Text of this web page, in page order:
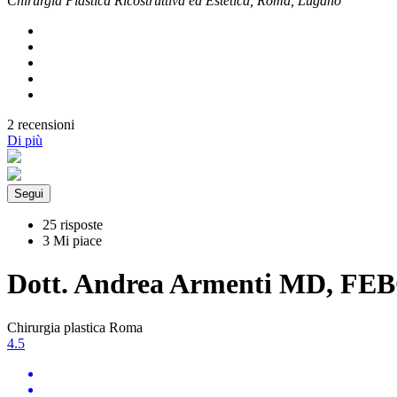
2 recensioni
Di più
Segui
25 risposte
3 Mi piace
Dott. Andrea Armenti MD,
Chirurgia plastica Roma
4.5